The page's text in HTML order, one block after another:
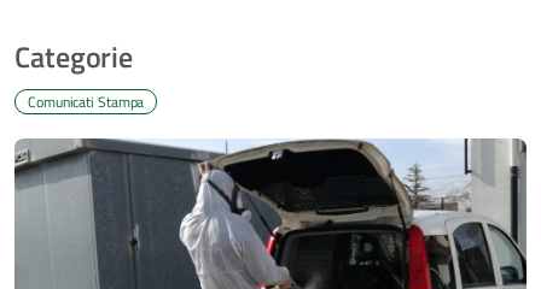
Categorie
Comunicati Stampa